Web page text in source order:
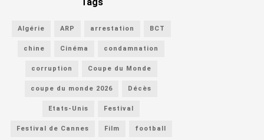
Algérie ARP arrestation BCT
chine Cinéma condamnation
corruption Coupe du Monde
coupe du monde 2026 Décès
Etats-Unis Festival
Festival de Cannes Film football